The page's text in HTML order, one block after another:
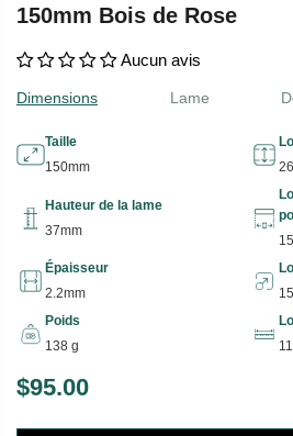
150mm Bois de Rose
Aucun avis
Dimensions Lame
Taille
150mm
Hauteur de la lame
37mm
Épaisseur
2.2mm
Poids
138 g
P
R
$95.00